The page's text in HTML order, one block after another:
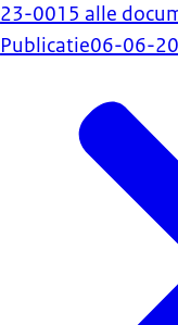
23-0015 alle
Publicatie06-06-